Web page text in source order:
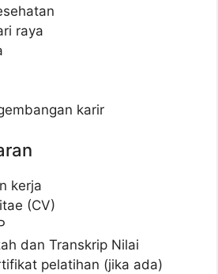
raya
karir
kerja
(CV)
dan Transkrip Nilai
pelatihan (jika ada)